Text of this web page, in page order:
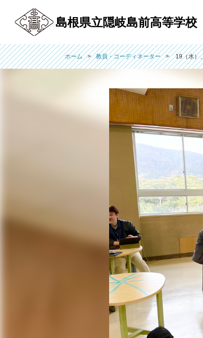
島根県立隠岐島前高等学校
ホーム 教員・コーディネーター 19（水）